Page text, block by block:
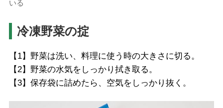
いる
冷凍野菜の掟
【1】野菜は洗い、料理に使う時の大きさに切る。
【2】野菜の水気をしっかり拭き取る。
【3】保存袋に詰めたら、空気をしっかり抜く。